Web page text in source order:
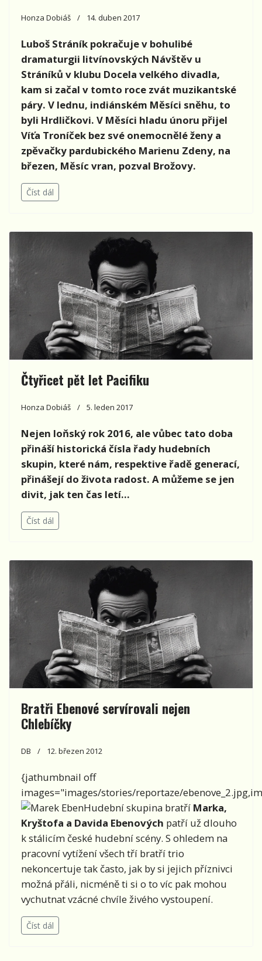
Honza Dobiáš 14. duben 2017
Luboš Stráník pokračuje v bohulibé
dramaturgii litvínovských Návštěv u
Stráníků v klubu Docela velkého divadla,
kam si začal v tomto roce zvát muzikantské
páry. V lednu, indiánském Měsíci sněhu, to
byli Hrdličkovi. V Měsíci hladu únoru přijel
Víťa Troníček bez své onemocnělé ženy a
zpěvačky pardubického Marienu Zdeny, na
březen, Měsíc vran, pozval Brožovy.
Číst dál
Čtyřicet pět let Pacifiku
Honza Dobiáš 5. leden 2017
Nejen loňský rok 2016, ale vůbec tato doba
přináší historická čísla řady hudebních
skupin, které nám, respektive řadě generací,
přinášejí do života radost. A můžeme se jen
divit, jak ten čas letí…
Číst dál
Bratři Ebenové servírovali nejen
Chlebíčky
DB 12. březen 2012
{jathumbnail off
images="images/stories/reportaze/
Hudební skupina bratří Marka,
Kryštofa a Davida Ebenových patří už dlouho
k stálicím české hudební scény. S ohledem na
pracovní vytížení všech tří bratří trio
nekoncertuje tak často, jak by si jejich příznivci
možná přáli, nicméně ti si o to víc pak mohou
vychutnat vzácné chvíle živého vystoupení.
Číst dál